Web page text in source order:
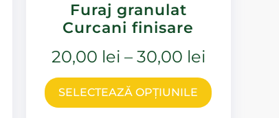
Furaj granulat
Curcani finisare
20,00 lei – 30,00 lei
SELECTEAZĂ OPȚIUNILE